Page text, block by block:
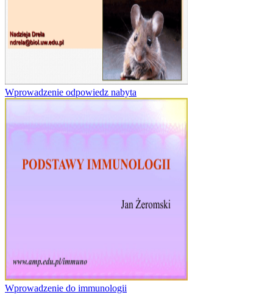
Wprowadzenie odpowiedz nabyta
Wprowadzenie do immunologii